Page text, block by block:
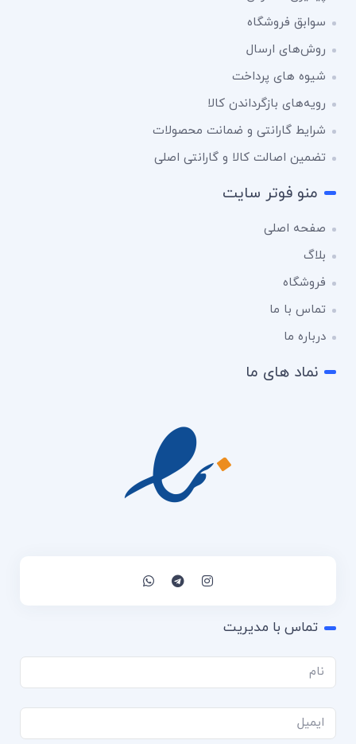
سوابق فروشگاه
روش‌های ارسال
شیوه های پرداخت
رویه‌های بازگرداندن کالا
شرایط گارانتی و ضمانت محصولات
تضمین اصالت کالا و گارانتی اصلی
منو فوتر سایت
صفحه اصلی
بلاگ
فروشگاه
تماس با ما
درباره ما
نماد های ما
تماس با مدیریت